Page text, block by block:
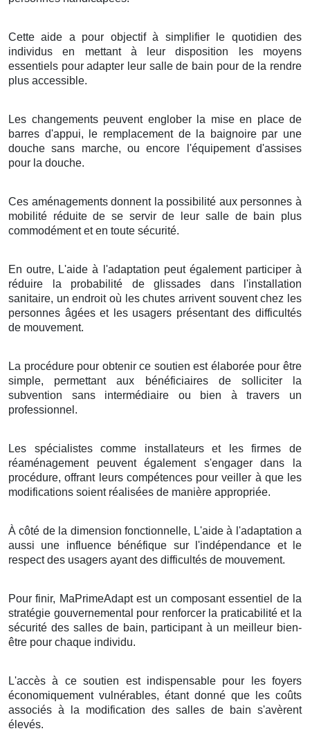
Cette aide a pour objectif à simplifier le quotidien des
individus en mettant à leur disposition les moyens
essentiels pour adapter leur salle de bain pour de la rendre
plus accessible.
Les changements peuvent englober la mise en place de
barres d'appui, le remplacement de la baignoire par une
douche sans marche, ou encore l'équipement d'assises
pour la douche.
Ces aménagements donnent la possibilité aux personnes à
mobilité réduite de se servir de leur salle de bain plus
commodément et en toute sécurité.
En outre, L'aide à l'adaptation peut également participer à
réduire la probabilité de glissades dans l'installation
sanitaire, un endroit où les chutes arrivent souvent chez les
personnes âgées et les usagers présentant des difficultés
de mouvement.
La procédure pour obtenir ce soutien est élaborée pour être
simple, permettant aux bénéficiaires de solliciter la
subvention sans intermédiaire ou bien à travers un
professionnel.
Les spécialistes comme installateurs et les firmes de
réaménagement peuvent également s'engager dans la
procédure, offrant leurs compétences pour veiller à que les
modifications soient réalisées de manière appropriée.
À côté de la dimension fonctionnelle, L'aide à l'adaptation a
aussi une influence bénéfique sur l'indépendance et le
respect des usagers ayant des difficultés de mouvement.
Pour finir, MaPrimeAdapt est un composant essentiel de la
stratégie gouvernemental pour renforcer la praticabilité et la
sécurité des salles de bain, participant à un meilleur bien-
être pour chaque individu.
L'accès à ce soutien est indispensable pour les foyers
économiquement vulnérables, étant donné que les coûts
associés à la modification des salles de bain s'avèrent
élevés.